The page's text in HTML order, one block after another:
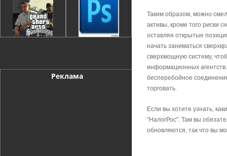
Реклама
Таким образом, можно
активы, кроме того риски
оставляя открытые
начать заниматься
сверхмощную систему,
информационных
бесперебойное
торговать.
Если вы хотите узнать,
"НалогРос". Там вы
обновляются, так что вы